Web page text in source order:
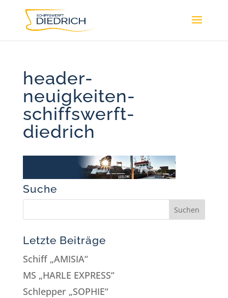
header-
neuigkeiten-
schiffswerft-
diedrich
Suche
Letzte Beiträge
Schiff „AMISIA“
MS „HARLE EXPRESS“
Schlepper „SOPHIE“